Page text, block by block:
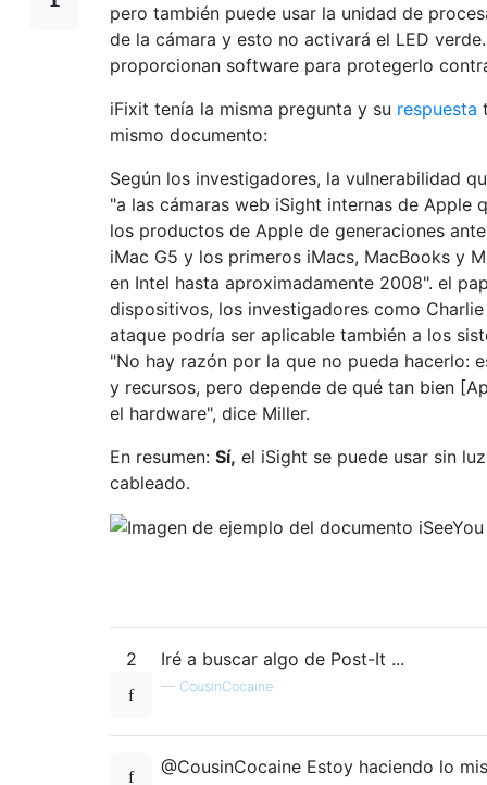
pero también puede usar la unidad de
de la cámara y esto no activará el LED
proporcionan software para protegerlo
iFixit tenía la misma pregunta y su respuesta
mismo documento:
Según los investigadores, la vulnerabilidad
"a las cámaras web iSight internas de Apple
los productos de Apple de generaciones
iMac G5 y los primeros iMacs, MacBooks y
​​en Intel hasta aproximadamente 2008". el
dispositivos, los investigadores como
ataque podría ser aplicable también a los
"No hay razón por la que no pueda hacerlo:
y recursos, pero depende de qué tan bien
el hardware", dice Miller.
En resumen: Sí, el iSight se puede usar sin
cableado.
2 Iré a buscar algo de Post-It ...
— CousinCocaine
@CousinCocaine Estoy haciendo lo